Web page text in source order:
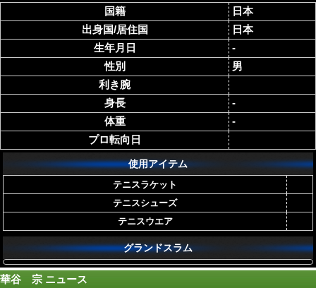
国籍
日本
出身国/居住国
日本
生年月日
-
性別
男
利き腕
身長
-
体重
-
プロ転向日
使用アイテム
テニスラケット
テニスシューズ
テニスウエア
グランドスラム
華谷 宗 ニュース